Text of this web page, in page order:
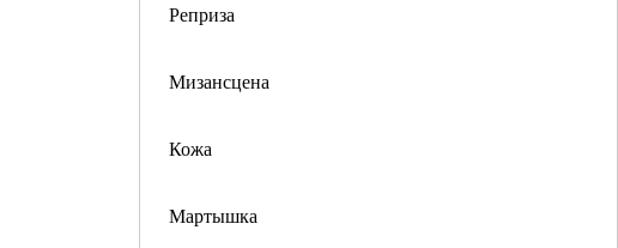
Реприза
Мизансцена
Кожа
Мартышка